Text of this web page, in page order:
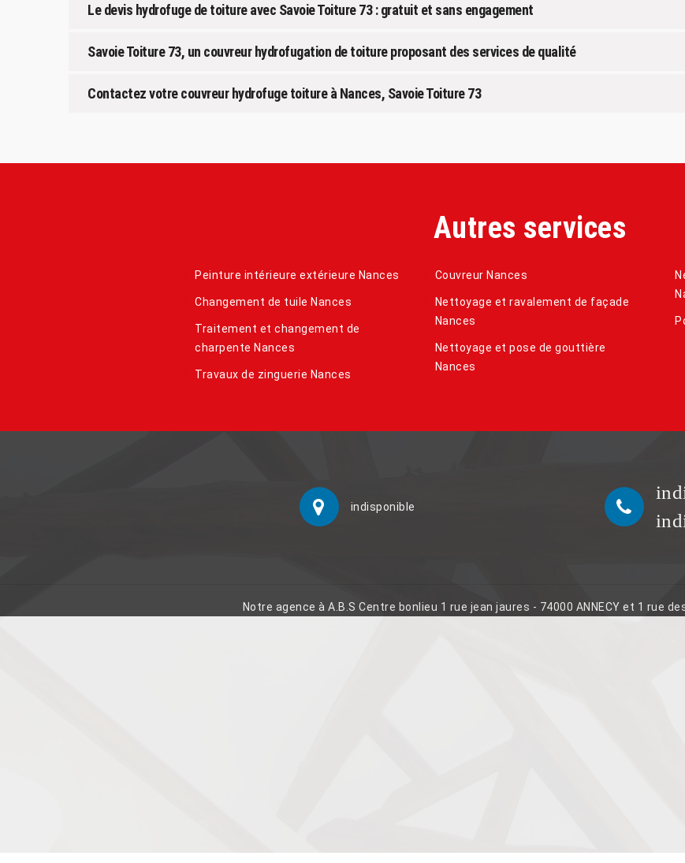
Le devis hydrofuge de toiture avec Savoie Toiture 73 : gratuit et sans engagement
Savoie Toiture 73, un couvreur hydrofugation de toiture proposant des services de qualité
Contactez votre couvreur hydrofuge toiture à Nances, Savoie Toiture 73
Autres services
Peinture intérieure extérieure Nances
Changement de tuile Nances
Traitement et changement de
charpente Nances
Travaux de zinguerie Nances
Couvreur Nances
Nettoyage et ravalement de façade
Nances
Nettoyage et pose de gouttière
Nances
indisponible
Notre agence à A.B.S Centre bonlieu 1 rue jean jaures - 74000 ANNECY et 1 rue